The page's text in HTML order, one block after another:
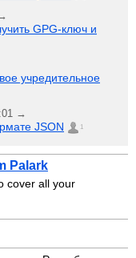
GPG-ключ и
учредительное
→
JSON 1
Palark
cover all your